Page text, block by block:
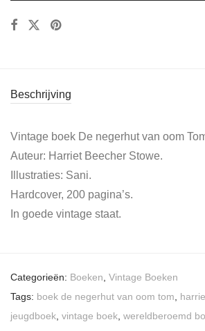
Beschrijving
Vintage boek De negerhut van oom
Auteur: Harriet Beecher Stowe.
Illustraties: Sani.
Hardcover, 200 pagina’s.
In goede vintage staat.
Categorieën: Boeken Vintage Boeken
Tags: boek de negerhut van oom tom
jeugdboek vintage boek wereldberoemd